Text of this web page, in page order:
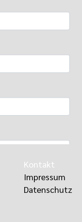
Kontakt
Impressum
Datenschutz